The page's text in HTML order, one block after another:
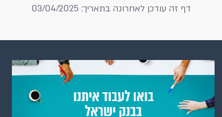
דף זה עודכן לאחרונה בתאריך: 03/04/2025